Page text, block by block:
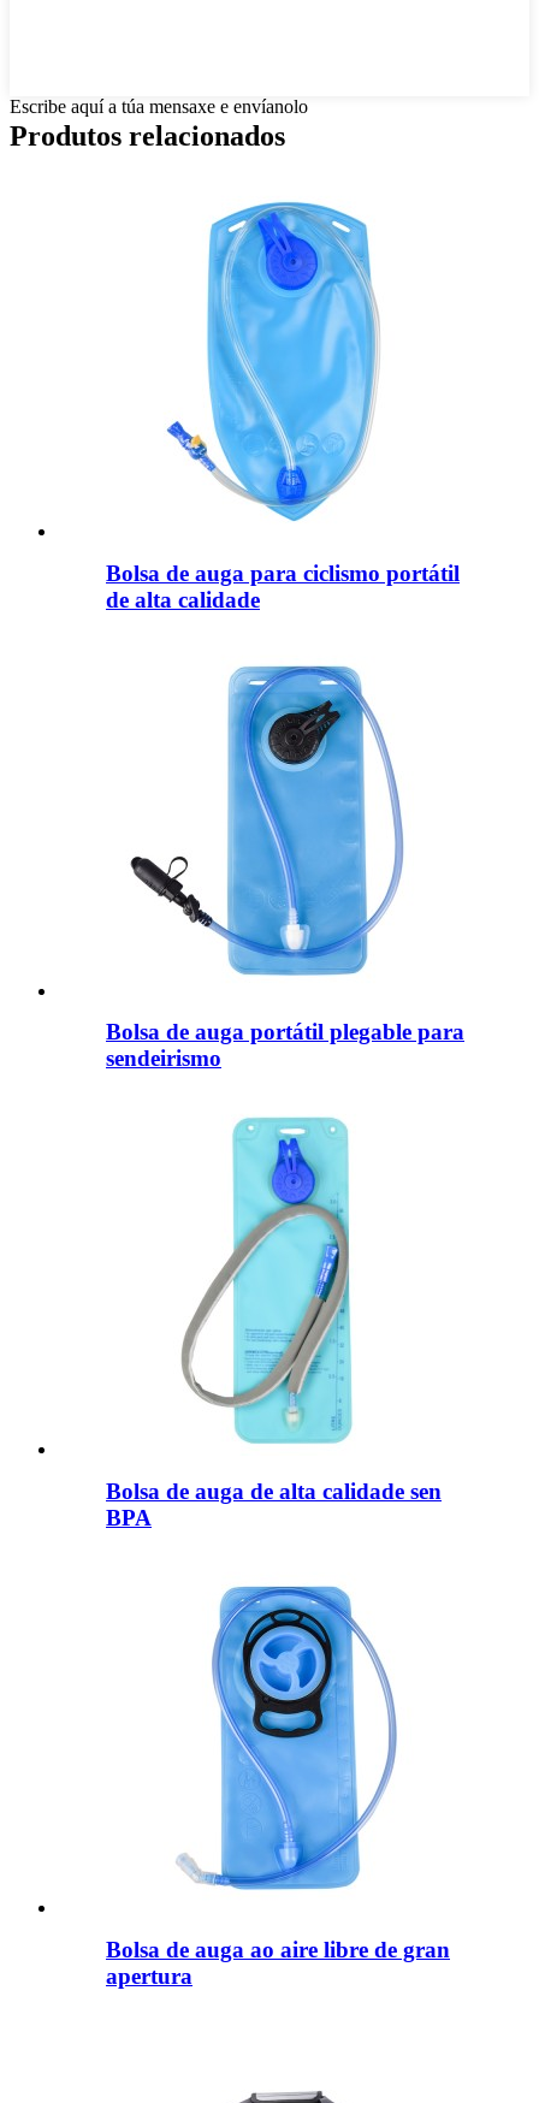
Escribe aquí a túa mensaxe e envíanolo
Produtos relacionados
Bolsa de auga para ciclismo portátil
de alta calidade
Bolsa de auga portátil plegable para
sendeirismo
Bolsa de auga de alta calidade sen
BPA
Bolsa de auga ao aire libre de gran
apertura